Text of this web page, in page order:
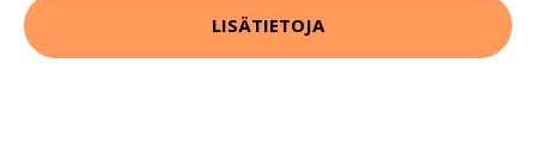
LISÄTIETOJA